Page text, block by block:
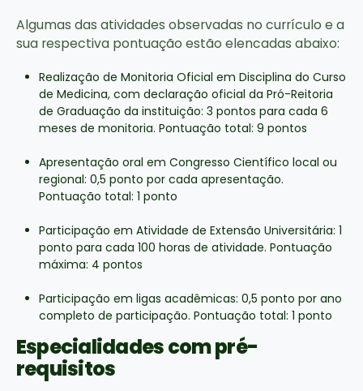
Algumas das atividades observadas no currículo e a
sua respectiva pontuação estão elencadas abaixo:
Realização de Monitoria Oficial em Disciplina do Curso
de Medicina, com declaração oficial da Pró-Reitoria
de Graduação da instituição: 3 pontos para cada 6
meses de monitoria. Pontuação total: 9 pontos
Apresentação oral em Congresso Científico local ou
regional: 0,5 ponto por cada apresentação.
Pontuação total: 1 ponto
Participação em Atividade de Extensão Universitária: 1
ponto para cada 100 horas de atividade. Pontuação
máxima: 4 pontos
Participação em ligas acadêmicas: 0,5 ponto por ano
completo de participação. Pontuação total: 1 ponto
Especialidades com pré-
requisitos